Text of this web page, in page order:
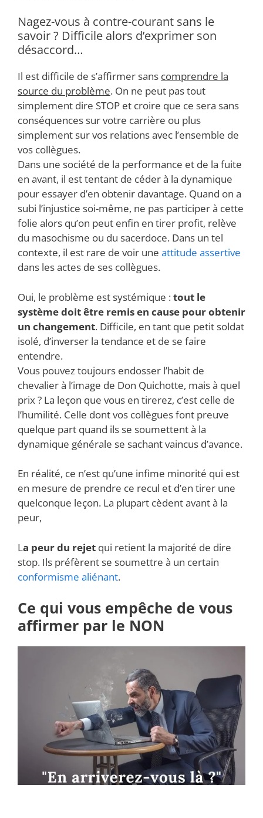
Nagez-vous à contre-courant sans le
savoir ? Difficile alors d’exprimer son
désaccord…
Il est difficile de s’affirmer sans comprendre la
source du problème. On ne peut pas tout
simplement dire STOP et croire que ce sera sans
conséquences sur votre carrière ou plus
simplement sur vos relations avec l’ensemble de
vos collègues.
Dans une société de la performance et de la fuite
en avant, il est tentant de céder à la dynamique
pour essayer d’en obtenir davantage. Quand on a
subi l’injustice soi-même, ne pas participer à cette
folie alors qu’on peut enfin en tirer profit, relève
du masochisme ou du sacerdoce. Dans un tel
contexte, il est rare de voir une attitude assertive
dans les actes de ses collègues.
Oui, le problème est systémique :tout le
système doit être remis en cause pour obtenir
un changement. Difficile, en tant que petit soldat
isolé, d’inverser la tendance et de se faire
entendre.
Vous pouvez toujours endosser l’habit de
chevalier à l’image de Don Quichotte, mais à quel
prix ? La leçon que vous en tirerez, c’est celle de
l’humilité. Celle dont vos collègues font preuve
quelque part quand ils se soumettent à la
dynamique générale se sachant vaincus d’avance.
En réalité, ce n’est qu’une infime minorité qui est
en mesure de prendre ce recul et d’en tirer une
quelconque leçon. La plupart cèdent avant à la
peur,
La peur du rejet qui retient la majorité de dire
stop. Ils préfèrent se soumettre à un certain
conformisme aliénant.
Ce qui vous empêche de vous
affirmer par le NON